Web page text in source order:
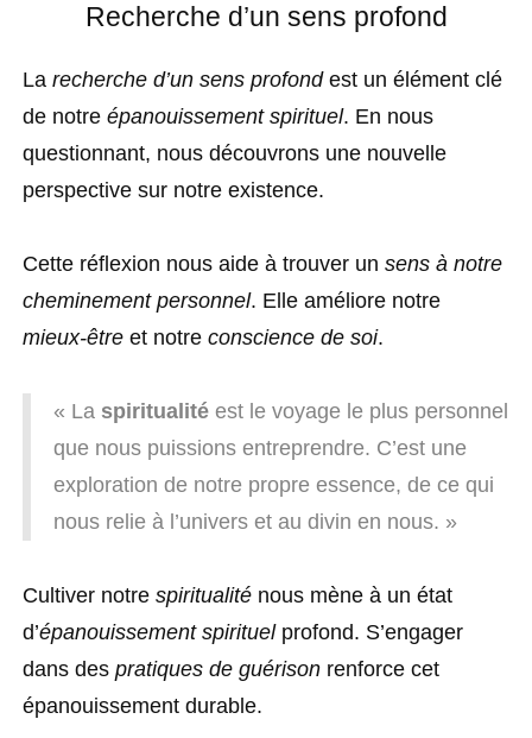
Recherche d’un sens profond
La recherche d’un sens profondest un élément clé
de notre épanouissement spirituel. En nous
questionnant, nous découvrons une nouvelle
perspective sur notre existence.
Cette réflexion nous aide à trouver un sens à notre
cheminement personnel. Elle améliore notre
mieux-être et notre conscience de soi.
« La spiritualité est le voyage le plus personnel
que nous puissions entreprendre. C’est une
exploration de notre propre essence, de ce qui
nous relie à l’univers et au divin en nous. »
Cultiver notre spiritualité nous mène à un état
d’épanouissement spirituelprofond. S’engager
dans des pratiques de guérison renforce cet
épanouissement durable.